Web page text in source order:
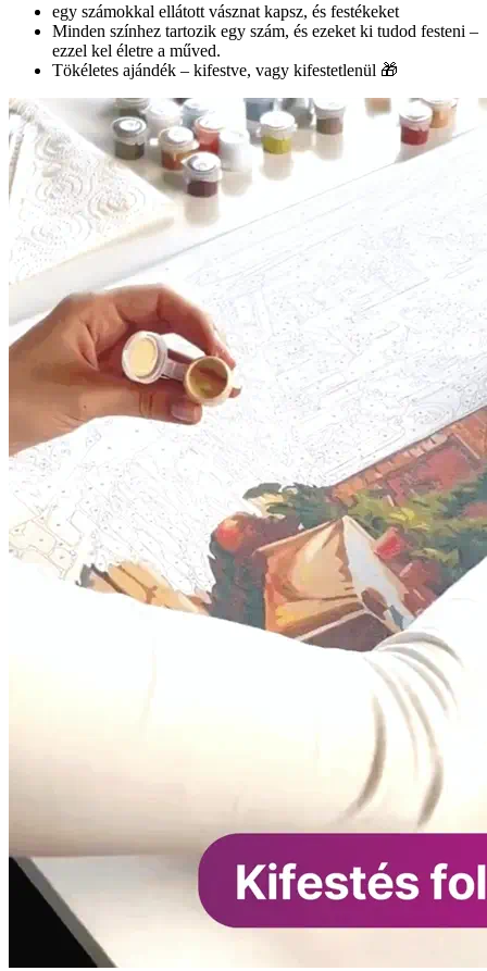
egy számokkal ellátott vásznat kapsz, és festékeket
Minden színhez tartozik egy szám, és ezeket ki tudod festeni –
ezzel kel életre a műved.
Tökéletes ajándék – kifestve, vagy kifestetlenül 🎁